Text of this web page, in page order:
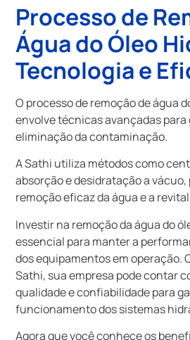
Processo de
Água do Óleo
Tecnologia e
O processo de remoção de água
envolve técnicas avançadas
eliminação da contaminação.
A Sathi utiliza métodos como
absorção e desidratação a
remoção eficaz da água e a
Investir na remoção da água do
essencial para manter a
dos equipamentos em operação.
Sathi, sua empresa pode contar
qualidade e confiabilidade para
funcionamento dos sistemas
Agora que você conhece os